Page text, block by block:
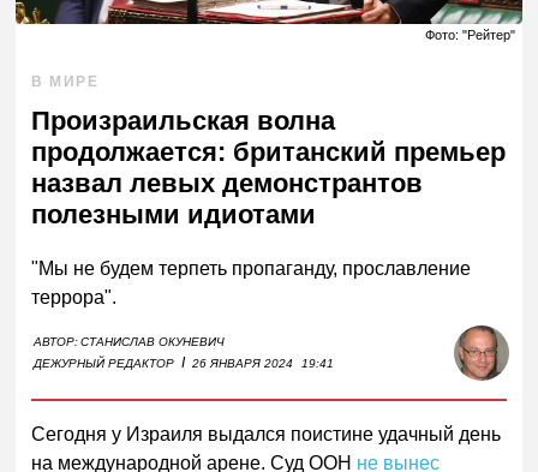
Фото: "Рейтер"
В МИРЕ
Произраильская волна
продолжается: британский премьер
назвал левых демонстрантов
полезными идиотами
"Мы не будем терпеть пропаганду, прославление
террора".
АВТОР:СТАНИСЛАВ ОКУНЕВИЧ
ДЕЖУРНЫЙ РЕДАКТОР I 26 ЯНВАРЯ 2024 19:41
Сегодня у Израиля выдался поистине удачный день
на международной арене. Суд ООН не вынес